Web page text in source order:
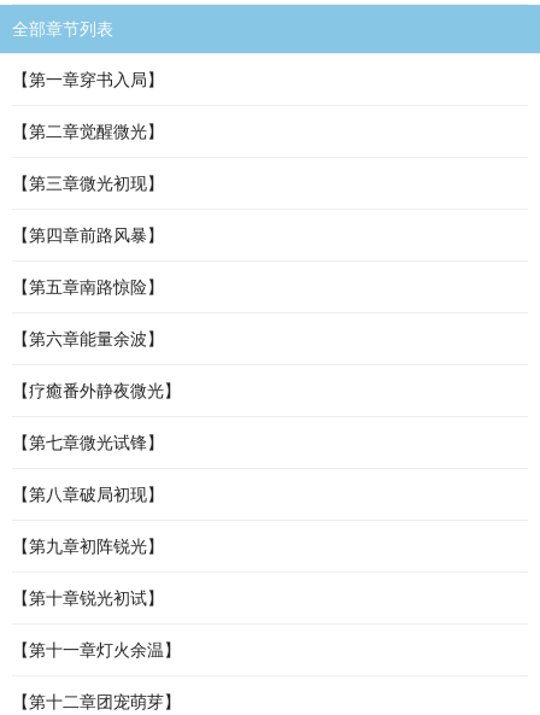
全部章节列表
【第一章穿书入局】
【第二章觉醒微光】
【第三章微光初现】
【第四章前路风暴】
【第五章南路惊险】
【第六章能量余波】
【疗癒番外静夜微光】
【第七章微光试锋】
【第八章破局初现】
【第九章初阵锐光】
【第十章锐光初试】
【第十一章灯火余温】
【第十二章团宠萌芽】